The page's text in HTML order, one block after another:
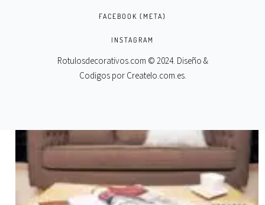
FACEBOOK (META)
INSTAGRAM
Rotulosdecorativos.com © 2024. Diseño &
Codigos por Createlo.com.es.